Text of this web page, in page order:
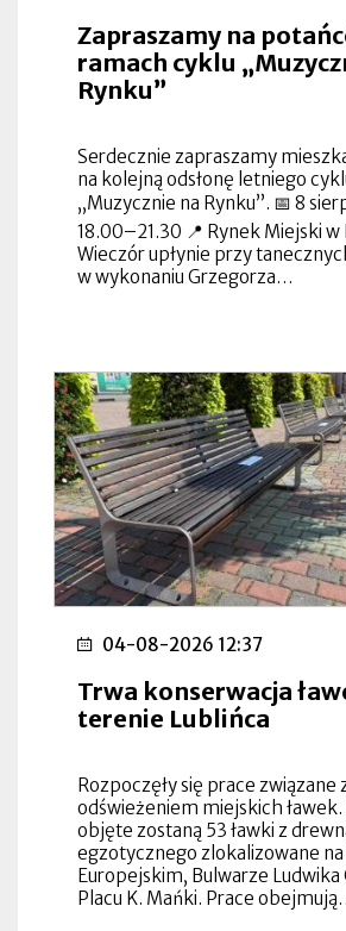
Zapraszamy na
ramach cyklu
Rynku”
Serdecznie zapraszamy
na kolejną odsłonę letniego
„Muzycznie na Rynku”. 📅 8
18.00–21.30 📍 Rynek Miejski w
Wieczór upłynie przy
w wykonaniu Grzegorza…
04-08-2026 12:37
Trwa konserwacja
terenie Lublińca
Rozpoczęły się prace związane
odświeżeniem miejskich
objęte zostaną 53 ławki z
egzotycznego zlokalizowane
Europejskim, Bulwarze Ludwika
Placu K. Mańki. Prace